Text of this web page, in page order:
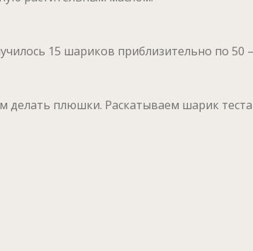
15 шариков приблизительно по 50
делать плюшки. Раскатываем шарик